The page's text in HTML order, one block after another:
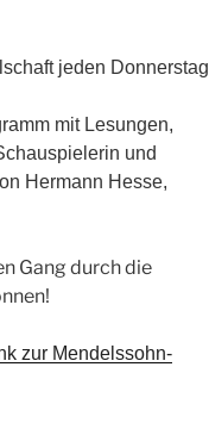
jeden Donnerstag
mit Lesungen,
und
Hermann Hesse,
Gang durch die
zur Mendelssohn-